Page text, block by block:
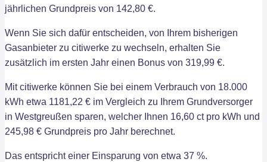
jährlichen Grundpreis von 142,80 €.
Wenn Sie sich dafür entscheiden, von Ihrem bisherigen
Gasanbieter zu citiwerke zu wechseln, erhalten Sie
zusätzlich im ersten Jahr einen Bonus von 319,99 €.
Mit citiwerke können Sie bei einem Verbrauch von 18.000
kWh etwa 1181,22 € im Vergleich zu Ihrem Grundversorger
in Westgreußen sparen, welcher Ihnen 16,60 ct pro kWh und
245,98 € Grundpreis pro Jahr berechnet.
Das entspricht einer Einsparung von etwa 37 %.